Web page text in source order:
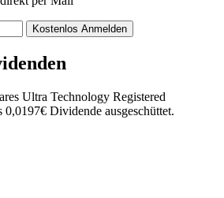
Kostenlos Anmelden
Ultra Technology Registered
0,0197€ Dividende ausgeschüttet.